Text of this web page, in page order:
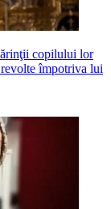
copilului lor
revolte împotriva lui